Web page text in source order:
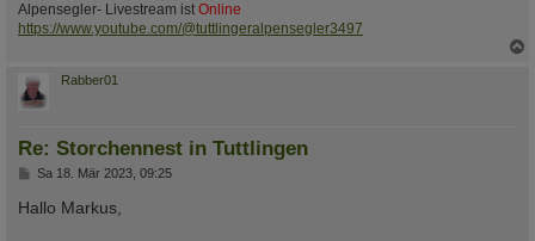
Alpensegler- Livestream ist Online
https://www.youtube.com/@tuttlingeralpensegler3497
Rabber01
Re: Storchennest in Tuttlingen
B
i
Sa 18. Mär 2023, 09:25
Hallo Markus,